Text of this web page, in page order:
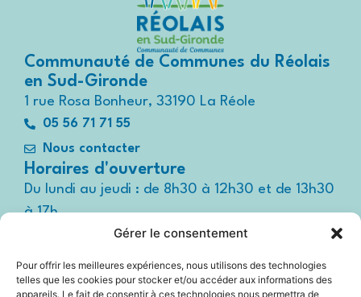
Gérer le consentement
Pour offrir les meilleures expériences, nous utilisons des technologies
telles que les cookies pour stocker et/ou accéder aux informations des
appareils. Le fait de consentir à ces technologies nous permettra de
Communauté de Communes du Réolais
en Sud-Gironde
1 rue Rosa Bonheur, 33190 La Réole
05 56 71 71 55
Nous contacter
Horaires d'ouverture
Du lundi au jeudi : de 8h30 à 12h30 et de 13h30
à 17h
Le vendredi : de 8h30 à 12h30 et de 13h30 à
Suivez-nous !
Espace